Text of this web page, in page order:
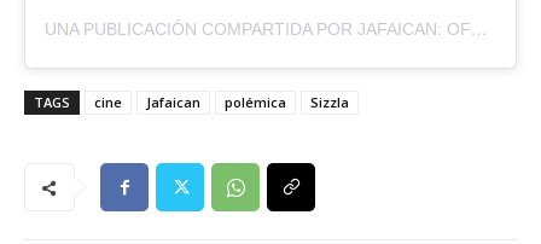
UNA PUBLICACIÓN COMPARTIDA POR JAFAICAN: OFFICIAL FILM PAGE (@JAFAICANTHEMOVIE)
TAGS cine Jafaican polémica Sizzla